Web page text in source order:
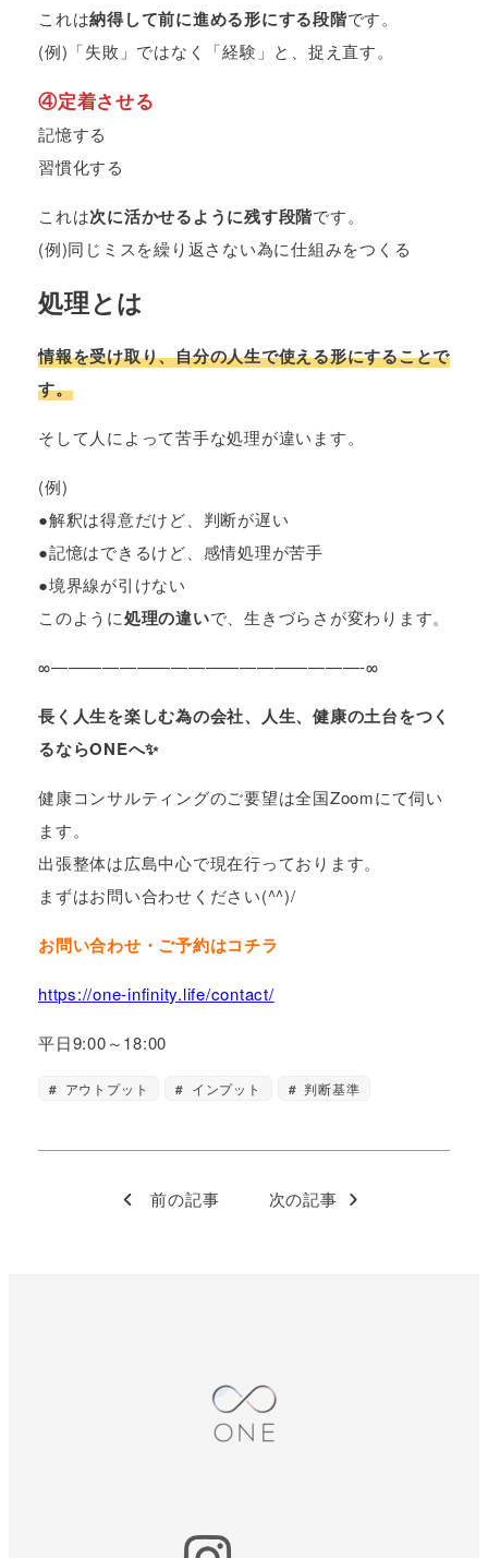
これは納得して前に進める形にする段階です。
(例)「失敗」ではなく「経験」と、捉え直す。
④定着させる
記憶する
習慣化する
これは次に活かせるように残す段階です。
(例)同じミスを繰り返さない為に仕組みをつくる
処理とは
情報を受け取り、自分の人生で使える形にすることで
す。
そして人によって苦手な処理が違います。
(例)
●解釈は得意だけど、判断が遅い
●記憶はできるけど、感情処理が苦手
●境界線が引けない
このように処理の違いで、生きづらさが変わります。
∞——————————————————-∞
長く人生を楽しむ為の会社、人生、健康の土台をつく
るならONEへ✨
健康コンサルティングのご要望は全国Zoomにて伺い
ます。
出張整体は広島中心で現在行っております。
まずはお問い合わせください(^^)/
お問い合わせ・ご予約はコチラ
https://one-infinity.life/contact/
平日9:00～18:00
アウトプット インプット 判断基準
前の記事 次の記事